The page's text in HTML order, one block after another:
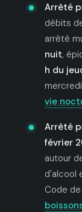
Arrêté
débits
arrêté
nuit,
h du
vie
Arrêté
février
autour
d'alcool
Code